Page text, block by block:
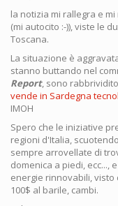
la notizia mi rallegra e
(mi autocito :-)), viste le
Toscana.
La situazione è
stanno buttando nel
Report, sono
vende in Sardegna
IMOH
Spero che le iniziative
regioni d'Italia,
sempre arrovellate di
domenica a piedi, ecc...,
energie rinnovabili,
100$ al barile, cambi.